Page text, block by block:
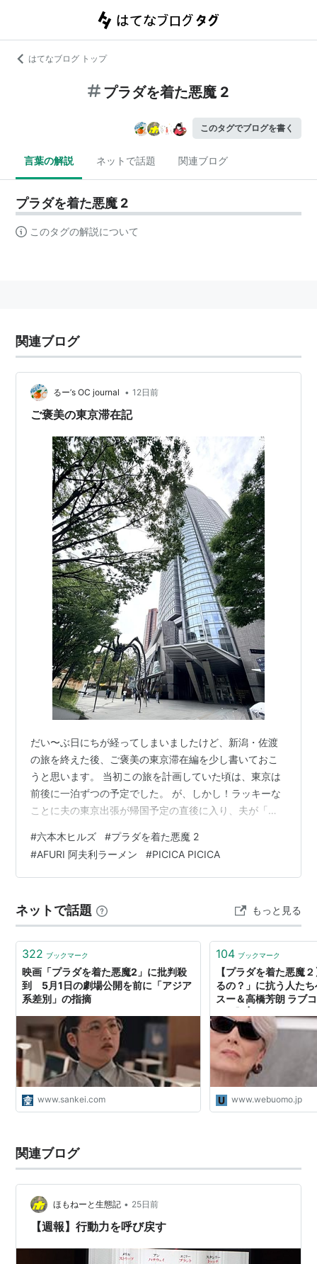
はてなブログ トップ
プラダを着た悪魔 2
このタグでブログを書く
言葉の解説 ネットで話題 関連ブログ
プラダを着た悪魔 2
このタグの解説について
関連ブログ
るー’s OC journal • 12日前
ご褒美の東京滞在記
だい〜ぶ日にちが経ってしまいましたけど、新潟・佐渡
の旅を終えた後、ご褒美の東京滞在編を少し書いておこ
うと思います。 当初この旅を計画していた頃は、東京は
前後に一泊ずつの予定でした。 が、しかし！ラッキーな
ことに夫の東京出張が帰国予定の直後に入り、夫が「そ
ので、結局３日ほど東京で過ごせることになったのでし
た🙌 １日フリーの日があったので、六本木へ〜。 久しぶ
りの六本木ヒルズ。ヒルズに来た目的は映画を観るため
メン！ 前回東京に来た時に有楽町で友人と食べようとし
たのだけど激混み過ぎて断念したので、リ…
#六本木ヒルズ #プラダを着た悪魔 2
#AFURI 阿夫利ラーメン #PICICA PICICA
ネットで話題 もっと見る
322 ブックマーク
映画「プラダを着た悪魔2」に批判殺
到 5月1日の劇場公開を前に「アジア
系差別」の指摘
www.sankei.com
104 ブックマーク
【プラダを着た悪魔
るの？」に抗う人た
スー＆高橋芳朗 ラブ
www.webuomo.jp
関連ブログ
ほもねーと生態記 • 25日前
【週報】行動力を呼び戻す